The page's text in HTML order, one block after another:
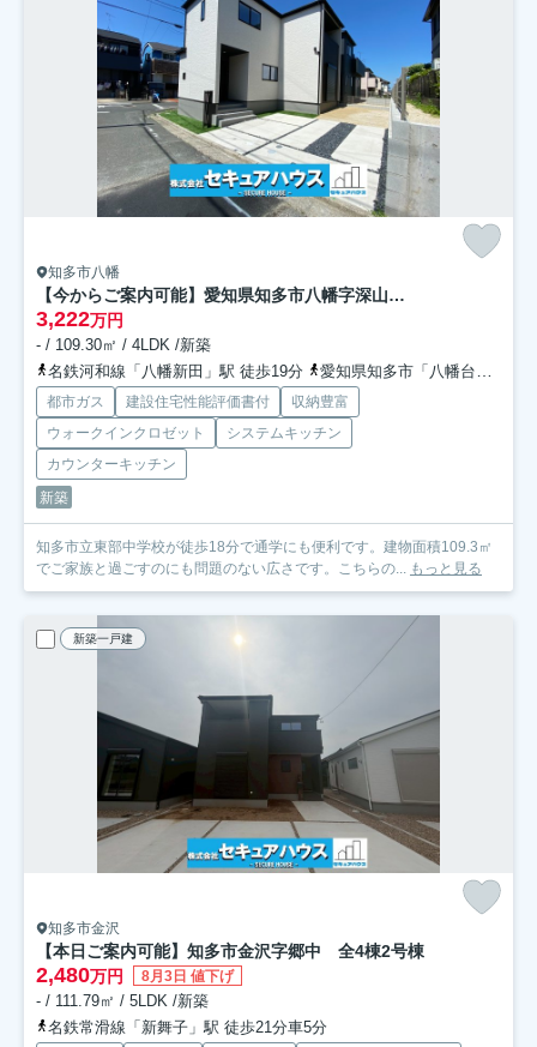
知多市八幡
【今からご案内可能】愛知県知多市八幡字深山口 全2棟
3,222万円
- / 109.30㎡ / 4LDK /新築
名鉄河和線「八幡新田」駅 徒歩19分
愛知県知多市「八幡台中央」バス停下車 徒歩5分
都市ガス 建設住宅性能評価書付
収納豊富
ウォークインクロゼット
システムキッチン
カウンターキッチン
新築
知多市立東部中学校が徒歩18分で通学にも便利です。建物面積109.3㎡
でご家族と過ごすのにも問題のない広さです。こちらの...
もっと見る
新築一戸建
知多市金沢
【本日ご案内可能】知多市金沢字郷中 全4棟2号棟
2,480万円 8月3日 値下げ
- / 111.79㎡ / 5LDK /新築
名鉄常滑線「新舞子」駅 徒歩21分車5分